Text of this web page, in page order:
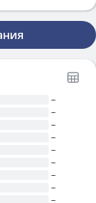
~
~
~
~
~
~
~
~
~